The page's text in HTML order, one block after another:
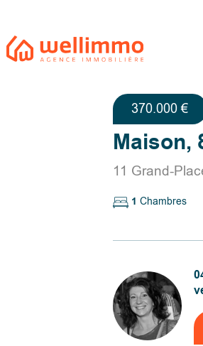
370.000 €
Maison,
11 Grand-
1 Chambres